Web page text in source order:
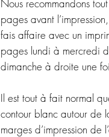
Nous recommandons
pages avant
fais affaire avec un
pages lundi à mercredi
dimanche à droite une
Il est tout à fait normal
contour blanc autour de
marges d’impression de